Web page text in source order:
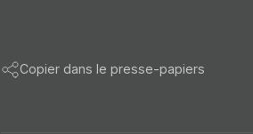
Copier dans le presse-papiers